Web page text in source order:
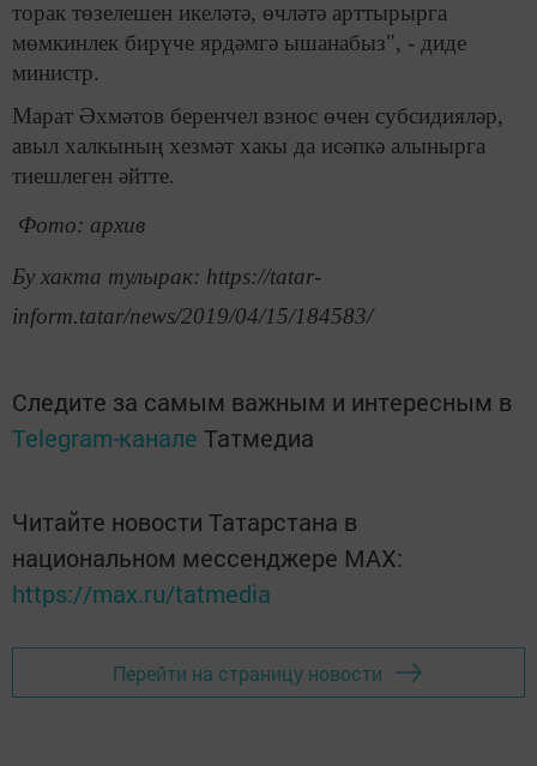
торак төзелешен икеләтә, өчләтә арттырырга
мөмкинлек бирүче ярдәмгә ышанабыз", - диде
министр.
Марат Әхмәтов беренчел взнос өчен субсидияләр,
авыл халкының хезмәт хакы да исәпкә алынырга
тиешлеген әйтте.
Фото: архив
Бу хакта тулырак: https://tatar-
inform.tatar/news/2019/04/15/184583/
Следите за самым важным и интересным в
Telegram-канале Татмедиа
Читайте новости Татарстана в
национальном мессенджере MАХ:
https://max.ru/tatmedia
Перейти на страницу новости